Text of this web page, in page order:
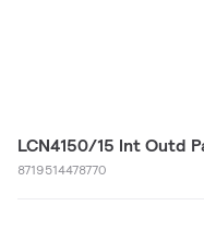
LCN4150/15 Int Outd
8719514478770